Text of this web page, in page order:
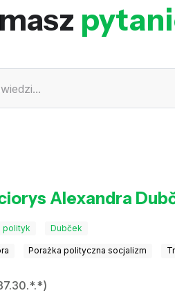
Alexandra
polityk Dubček
Porażka polityczna socjalizm